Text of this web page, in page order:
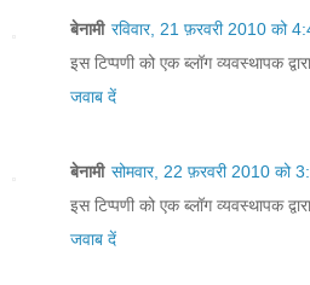
बेनामी रविवार, 21 फ़रवरी 2010 को
इस टिप्पणी को एक ब्लॉग व्यवस्थापक
जवाब दें
बेनामी सोमवार, 22 फ़रवरी 2010 को
इस टिप्पणी को एक ब्लॉग व्यवस्थापक
जवाब दें